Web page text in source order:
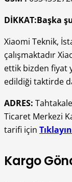
DİKKAT:Başka
Xiaomi Teknik,
çalışmaktadır
ettik bizden fiyat
edildiği taktirde
ADRES:
Ticaret Merkezi
tarifi için
Kargo